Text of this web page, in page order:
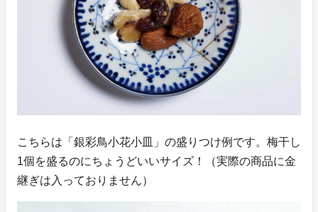
こちらは「銀彩鳥小花小皿」の盛りつけ例です。梅干し
1個を盛るのにちょうどいいサイズ！（実際の商品に金
継ぎは入っておりません）